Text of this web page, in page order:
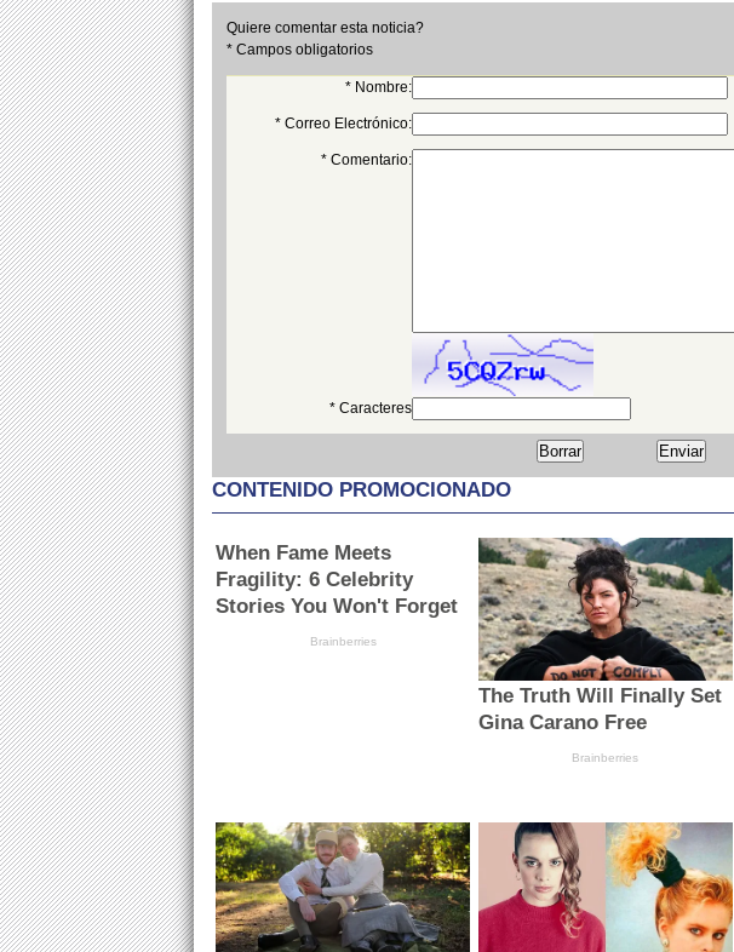
Quiere comentar esta noticia?
* Campos obligatorios
* Nombre:
* Correo Electrónico:
* Comentario:
* Caracteres